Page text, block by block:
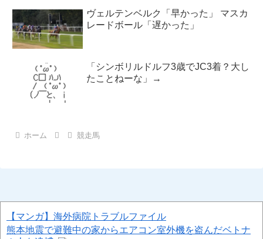
ヴェルテンベルク「早かった」 マスカ
レードボール「遅かった」
「シンボリルドルフ3歳でJC3着？大し
たことねーな」→
ホーム 競走馬
【マンガ】海外病院トラブルファイル
熊本地震で避難中の家からエアコン室外機を盗んだベトナ